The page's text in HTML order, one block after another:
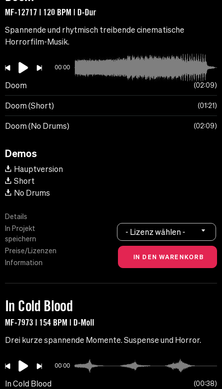
MF-12717 | 120 BPM | D-Dur
Spannende und rhytmisch treibende cinematische
Horrorfilm-Musik.
00:00
Doom 02:09
Doom (Short) 01:21
Doom (No Drums) 02:09
Demos
Hauptversion
Short
No Drums
Details
In Projekt
speichern
Preise/Lizenzen
Information
- Lizenz wählen -
In Cold Blood
MF-7973 | 154 BPM | D-Moll
Drei kurze spannende Momente. Suspense und Horror.
00:00
In Cold Blood 00:38